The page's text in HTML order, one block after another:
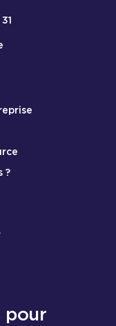
profil
notre profil
?
pour